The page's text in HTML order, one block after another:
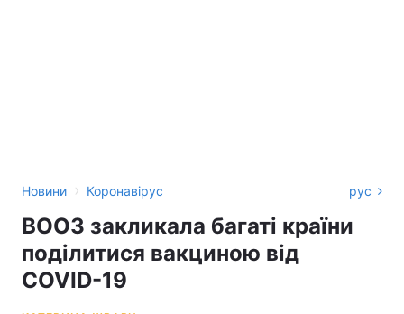
Новини › Коронавірус рус
ВООЗ закликала багаті країни
поділитися вакциною від
COVID-19